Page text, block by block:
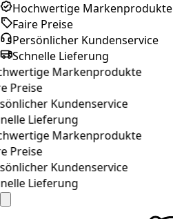
Hochwertige Markenprodukte
Faire Preise
Persönlicher Kundenservice
Schnelle Lieferung
Markenprodukte
Preise
Kundenservice
Lieferung
Markenprodukte
Preise
Kundenservice
Lieferung